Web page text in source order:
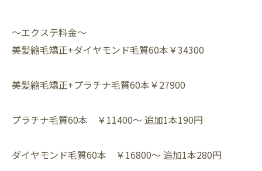
～エクステ料金～⁡
⁡美髪縮毛矯正+ダイヤモンド毛質60本￥34300
美髪縮毛矯正+プラチナ毛質60本￥27900
プラチナ毛質60本 ￥11400～ 追加1本190円⁡
ダイヤモンド毛質60本 ￥16800～ 追加1本280円⁡